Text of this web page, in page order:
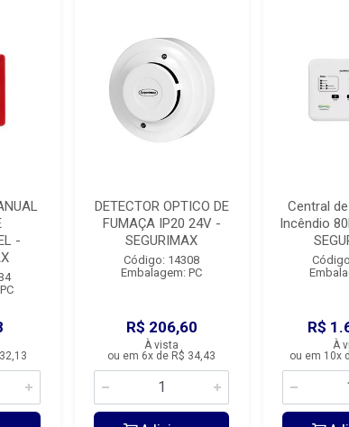
-
DETECTOR OPTICO DE
FUMAÇA IP20 24V -
SEGURIMAX
Código: 14308
Embalagem: PC
R$ 206,60
À vista
ou em 6x de R$ 34,43
Central
Incêndio
R$
À
ou em 10x